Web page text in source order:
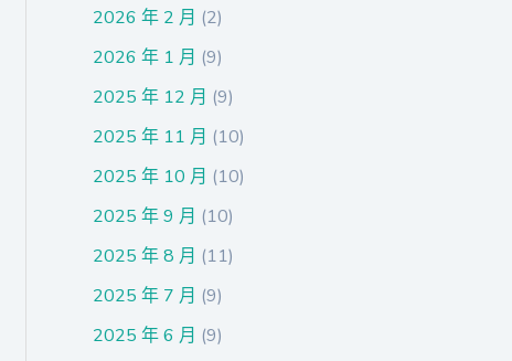
2026 年 2 月 (2)
2026 年 1 月 (9)
2025 年 12 月 (9)
2025 年 11 月 (10)
2025 年 10 月 (10)
2025 年 9 月 (10)
2025 年 8 月 (11)
2025 年 7 月 (9)
2025 年 6 月 (9)